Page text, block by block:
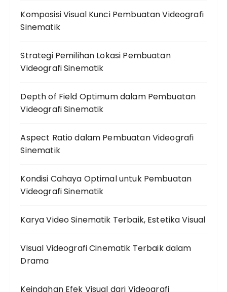
Komposisi Visual Kunci Pembuatan Videografi
Sinematik
Strategi Pemilihan Lokasi Pembuatan
Videografi Sinematik
Depth of Field Optimum dalam Pembuatan
Videografi Sinematik
Aspect Ratio dalam Pembuatan Videografi
Sinematik
Kondisi Cahaya Optimal untuk Pembuatan
Videografi Sinematik
Karya Video Sinematik Terbaik, Estetika Visual
Visual Videografi Cinematik Terbaik dalam
Drama
Keindahan Efek Visual dari Videografi